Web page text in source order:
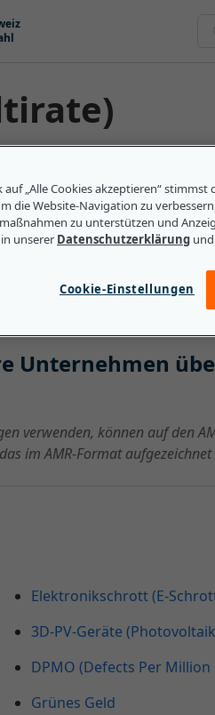
mit einem Mobiltelefon.
Technologien, um die
zu verringern. Für
Geld und Ressourcen
Datenmengen zu
Unternehmen
verwenden, können auf den
im AMR-Format aufgezeichnet
Elektronikschrott (E-
3D-PV-Geräte
DPMO (Defects Per
Grünes Geld
auf „Alle Cookies akzeptieren“
die Website-Navigation zu
zu unterstützen und
unserer Datenschutzerklärung
Cookie-Einstellungen